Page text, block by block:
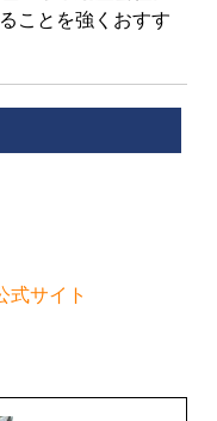
ことを強くおすす
式サイト